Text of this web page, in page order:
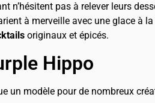
n’hésitent pas à relever leurs
à merveille avec une glace à
originaux et épicés.
Hippo
un modèle pour de nombreux